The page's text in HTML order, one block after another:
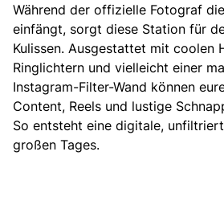
Während der offizielle Fotograf
einfängt, sorgt diese Station für
Kulissen. Ausgestattet mit coolen
Ringlichtern und vielleicht einer
Instagram-Filter-Wand können
Content, Reels und lustige
So entsteht eine digitale,
großen Tages.